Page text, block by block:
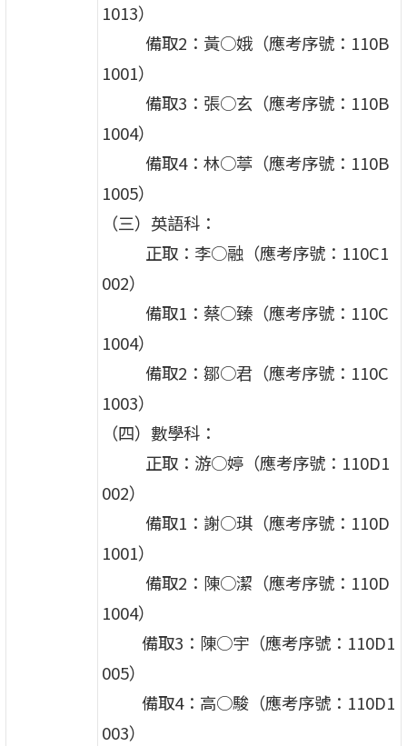
1013）
備取2：黃○娥（應考序號：110B
1001）
備取3：張○玄（應考序號：110B
1004）
備取4：林○葶（應考序號：110B
1005）
（三）英語科：
正取：李○融（應考序號：110C1
002）
備取1：蔡○臻（應考序號：110C
1004）
備取2：鄒○君（應考序號：110C
1003）
（四）數學科：
正取：游○婷（應考序號：110D1
002）
備取1：謝○琪（應考序號：110D
1001）
備取2：陳○潔（應考序號：110D
1004）
備取3：陳○宇（應考序號：110D1
005）
備取4：高○駿（應考序號：110D1
003）